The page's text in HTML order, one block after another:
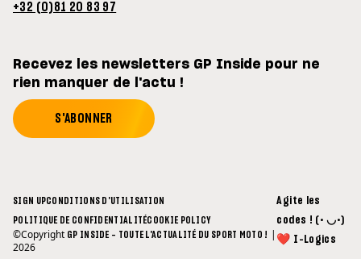
+32 (0)81 20 83 97
Recevez les newsletters GP Inside pour ne
rien manquer de l'actu !
S'ABONNER
SIGN UPCONDITIONS D'UTILISATION
POLITIQUE DE CONFIDENTIALITÉCOOKIE POLICY
©Copyright GP INSIDE - TOUTE L'ACTUALITÉ DU SPORT MOTO ! |
2026
Agite les
codes ! (• ◡•)
❤ I-Logics